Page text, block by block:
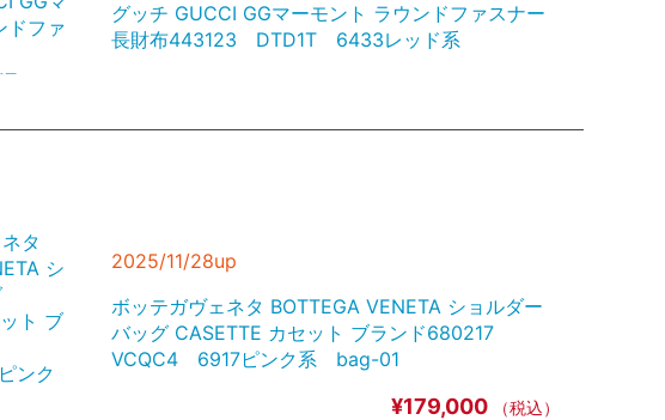
グッチ GUCCI GGマーモント ラウンドファスナー
長財布443123 DTD1T 6433レッド系
モンクレール MONCLER トートバッグ ブラン
ド 5D00006 CARADOC M2170 04Aホワイト
2025/11/28up
ボッテガヴェネタ BOTTEGA VENETA ショルダー
バッグ CASETTE カセット ブランド680217
VCQC4 6917ピンク系 bag-01
¥179,000 （税込）